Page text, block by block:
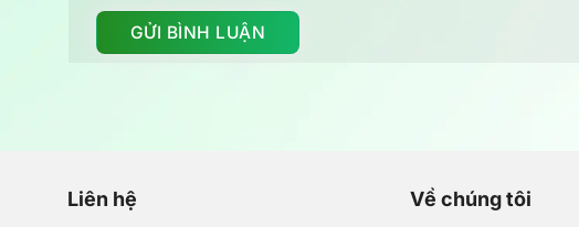
Liên hệ Về chúng tôi